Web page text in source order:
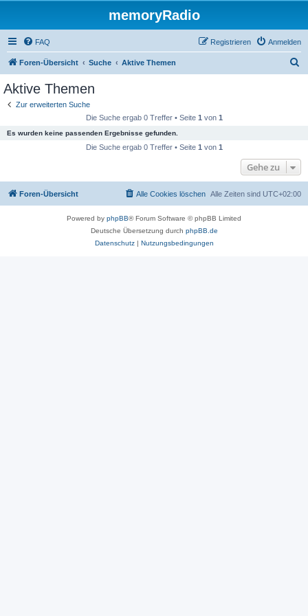
memoryRadio
FAQ Anmelden
Registrieren
Foren-Übersicht Suche Aktive Themen
Aktive Themen
Zur erweiterten Suche
Die Suche ergab 0 Treffer • Seite 1 von 1
Es wurden keine passenden Ergebnisse gefunden.
Die Suche ergab 0 Treffer • Seite 1 von 1
Gehe zu
Foren-Übersicht Alle Zeiten sind UTC+02:00
Alle Cookies löschen
Powered by phpBB® Forum Software © phpBB Limited
Deutsche Übersetzung durch phpBB.de
Datenschutz| Nutzungsbedingungen